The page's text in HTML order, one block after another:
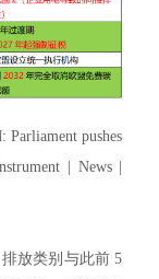
pushes
| News |
放类别与此前 5